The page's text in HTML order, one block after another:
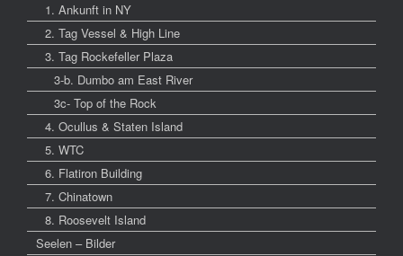
1. Ankunft in NY
2. Tag Vessel & High Line
3. Tag Rockefeller Plaza
3-b. Dumbo am East River
3c- Top of the Rock
4. Ocullus & Staten Island
5. WTC
6. Flatiron Building
7. Chinatown
8. Roosevelt Island
Seelen – Bilder